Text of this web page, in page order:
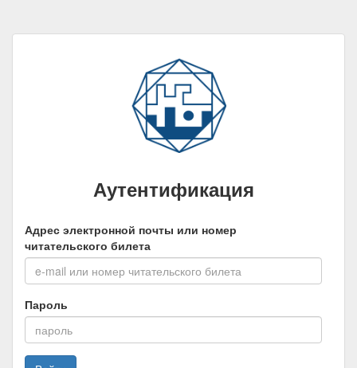
Аутентификация
Адрес электронной почты или номер
читательского билета
Пароль